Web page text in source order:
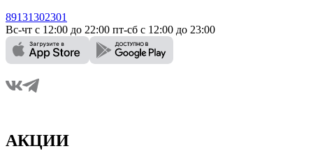
89131302301
Вс-чт с 12:00 до 22:00 пт-сб с 12:00 до 23:00
АКЦИИ